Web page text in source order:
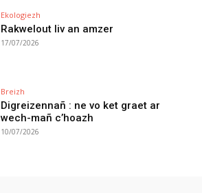
Ekologiezh
Rakwelout liv an amzer
17/07/2026
Breizh
Digreizennañ : ne vo ket graet ar
wech-mañ c’hoazh
10/07/2026